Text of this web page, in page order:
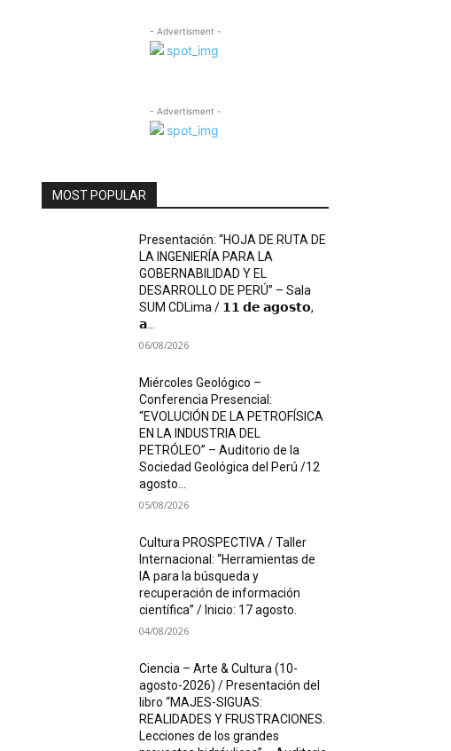
- Advertisment -
- Advertisment -
MOST POPULAR
Presentación: “HOJA DE RUTA DE
LA INGENIERÍA PARA LA
GOBERNABILIDAD Y EL
DESARROLLO DE PERÚ” – Sala
SUM CDLima / 𝟭𝟭 𝗱𝗲 𝗮𝗴𝗼𝘀𝘁𝗼,
𝗮...
06/08/2026
Miércoles Geológico –
Conferencia Presencial:
“EVOLUCIÓN DE LA PETROFÍSICA
EN LA INDUSTRIA DEL
PETRÓLEO” – Auditorio de la
Sociedad Geológica del Perú /12
agosto...
05/08/2026
Cultura PROSPECTIVA / Taller
Internacional: “Herramientas de
IA para la búsqueda y
recuperación de información
científica” / Inicio: 17 agosto.
04/08/2026
Ciencia – Arte & Cultura (10-
agosto-2026) / Presentación del
libro “MAJES-SIGUAS:
REALIDADES Y FRUSTRACIONES.
Lecciones de los grandes